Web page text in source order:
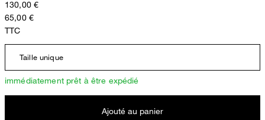
130,00 €
65,00 €
TTC
Taille unique
immédiatement prêt à être expédié
Ajouté au panier